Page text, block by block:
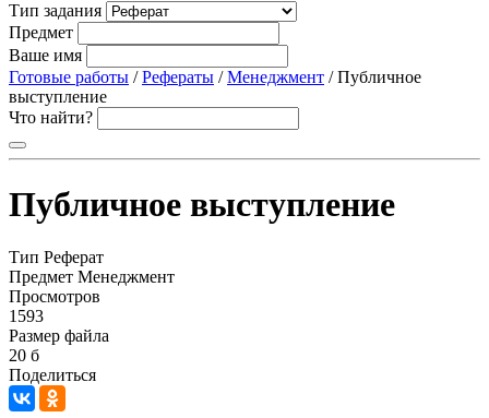
Тип задания
Предмет
Ваше имя
Готовые работы /Рефераты /Менеджмент / Публичное
выступление
Что найти?
Публичное выступление
Тип Реферат
Предмет Менеджмент
Просмотров
1593
Размер файла
20 б
Поделиться